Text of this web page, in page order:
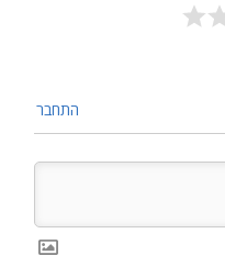
התחבר